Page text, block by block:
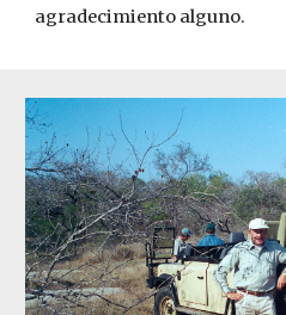
agradecimiento alguno.